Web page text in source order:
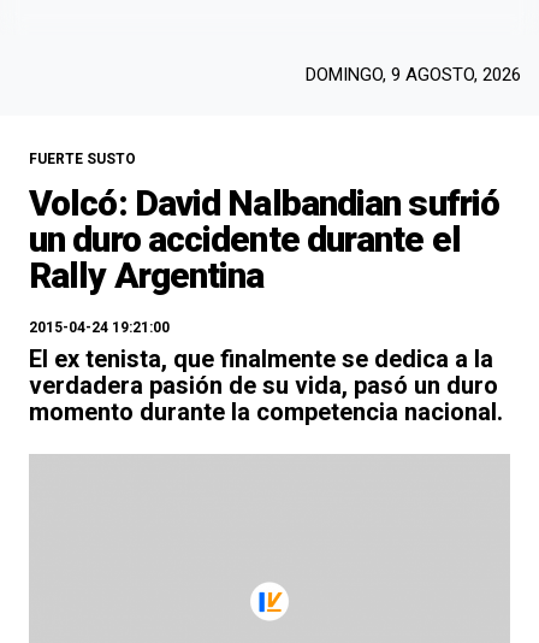
DOMINGO, 9 AGOSTO, 2026
FUERTE SUSTO
Volcó: David Nalbandian sufrió
un duro accidente durante el
Rally Argentina
2015-04-24 19:21:00
El ex tenista, que finalmente se dedica a la
verdadera pasión de su vida, pasó un duro
momento durante la competencia nacional.